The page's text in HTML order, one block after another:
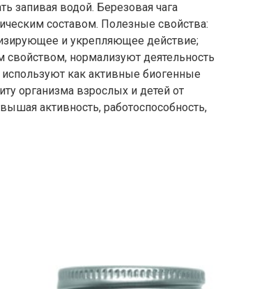
запивая водой. Березовая чага
составом. Полезные свойства:
и укрепляющее действие;
нормализуют деятельность
как активные биогенные
организма взрослых и детей от
активность, работоспособность,